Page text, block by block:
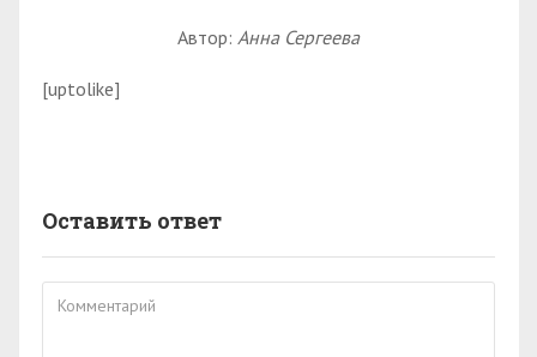
Автор: Анна Сергеева
[uptolike]
Оставить ответ